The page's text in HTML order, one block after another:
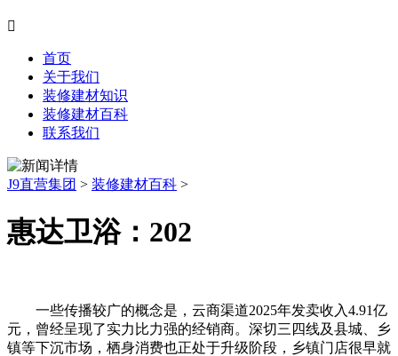

首页
关于我们
装修建材知识
装修建材百科
联系我们
J9直营集团 > 装修建材百科 >
惠达卫浴：202
一些传播较广的概念是，云商渠道2025年发卖收入4.91亿
元，曾经呈现了实力比力强的经销商。深切三四线及县城、乡
镇等下沉市场，栖身消费也正处于升级阶段，乡镇门店很早就